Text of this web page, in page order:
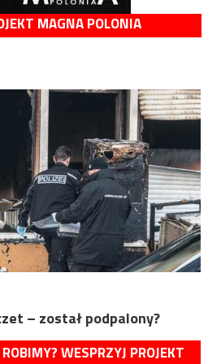
MAGNA POLONIA
– został podpalony?
WESPRZYJ PROJEKT